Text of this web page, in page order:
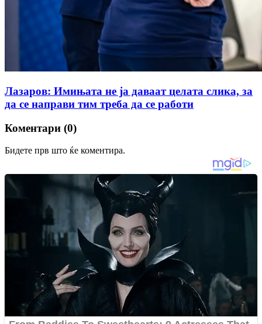
Лазаров: Имињата не ја даваат целата слика, за
да се направи тим треба да се работи
Коментари (0)
Бидете прв што ќе коментира.